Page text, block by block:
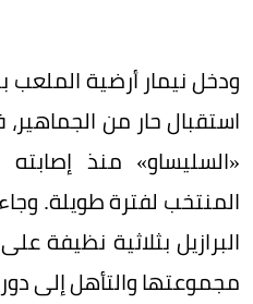
استقبال حار من
«السليساو» منذ
المنتخب لفترة طويلة.
البرازيل بثلاثية نظيفة
مجموعتها والتأهل إلى دور